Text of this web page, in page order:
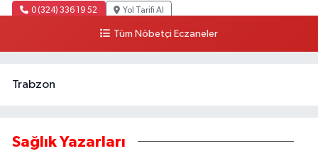
0 (324) 336 19 52 Yol Tarifi Al
Tüm Nöbetçi Eczaneler
Trabzon
Sağlık Yazarları